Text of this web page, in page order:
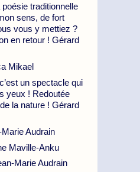
poésie traditionnelle
sens, de fort
vous y mettiez ?
en retour ! Gérard
Mikael
un spectacle qui
yeux ! Redoutée
la nature ! Gérard
Audrain
Maville-Anku
Marie Audrain